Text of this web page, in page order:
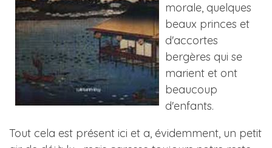
morale, quelques
beaux princes et
d'accortes
bergères qui se
marient et ont
beaucoup
d'enfants.
Tout cela est présent ici et a, évidemment, un petit